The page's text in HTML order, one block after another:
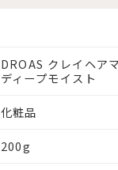
DROAS クレイヘア
ディープモイスト
化粧品
200g